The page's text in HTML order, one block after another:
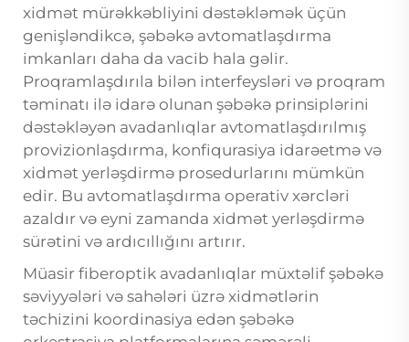
xidmət mürəkkəbliyini dəstəkləmək üçün
genişləndikcə, şəbəkə avtomatlaşdırma
imkanları daha da vacib hala gəlir.
Proqramlaşdırıla bilən interfeysləri və proqram
təminatı ilə idarə olunan şəbəkə prinsiplərini
dəstəkləyən avadanlıqlar avtomatlaşdırılmış
provizionlaşdırma, konfiqurasiya idarəetmə və
xidmət yerləşdirmə prosedurlarını mümkün
edir. Bu avtomatlaşdırma operativ xərcləri
azaldır və eyni zamanda xidmət yerləşdirmə
sürətini və ardıcıllığını artırır.
Müasir fiberoptik avadanlıqlar müxtəlif şəbəkə
səviyyələri və sahələri üzrə xidmətlərin
təchizini koordinasiya edən şəbəkə